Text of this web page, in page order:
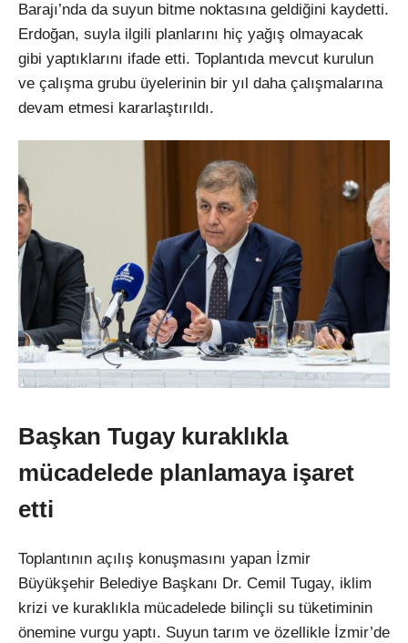
Barajı’nda da suyun bitme noktasına geldiğini kaydetti.
Erdoğan, suyla ilgili planlarını hiç yağış olmayacak
gibi yaptıklarını ifade etti. Toplantıda mevcut kurulun
ve çalışma grubu üyelerinin bir yıl daha çalışmalarına
devam etmesi kararlaştırıldı.
Başkan Tugay kuraklıkla
mücadelede planlamaya işaret
etti
Toplantının açılış konuşmasını yapan İzmir
Büyükşehir Belediye Başkanı Dr. Cemil Tugay, iklim
krizi ve kuraklıkla mücadelede bilinçli su tüketiminin
önemine vurgu yaptı. Suyun tarım ve özellikle İzmir’de